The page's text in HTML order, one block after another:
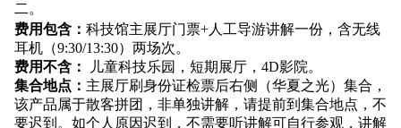
二。
费用包含： 科技馆主展厅门票+人工导游讲解一份，含无线
耳机（9:30/13:30）两场次。
费用不含：
儿童科技乐园，短期展厅， 4D影院。
集合地点： 主展厅刷身份证检票后右侧（华夏之光）集合，
该产品属于散客拼团，非单独讲解，请提前到集合地点，不
要迟到。如个人原因迟到，不需要听讲解可自行参观，讲解